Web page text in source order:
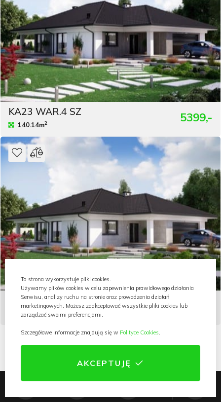
KA23 WAR.4 SZ
140.14m2 5399,-
KA23 WAR.2
144.68m2 5199,-
Ta strona wykorzystuje pliki cookies.
Używamy plików cookies w celu zapewnienia prawidłowego działania
Serwisu, analizy ruchu na stronie oraz prowadzenia działań
marketingowych. Możesz zaakceptować wszystkie pliki cookies lub
zarządzać swoimi preferencjami.
Szczegółowe informacje znajdują się w Polityce Cookies.
AKCEPTUJĘ